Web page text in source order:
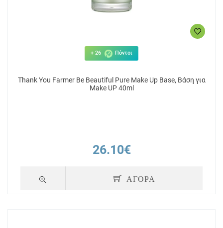
+ 26 Πόντοι
Thank You Farmer Be Beautiful Pure Make Up Base, Βάση για
Make UP 40ml
26.10€
ΑΓΟΡΑ